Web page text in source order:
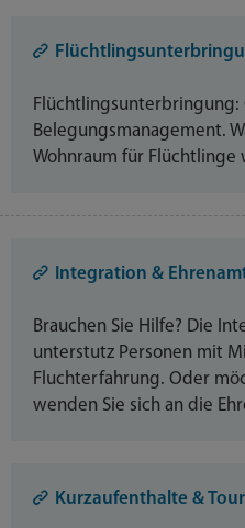
Belegungsmanagement.
Wohnraum für Flüchtlinge
Integration &
Brauchen Sie Hilfe? Die
unterstutz Personen mit
Fluchterfahrung. Oder
wenden Sie sich an die
Kurzaufenthalte &